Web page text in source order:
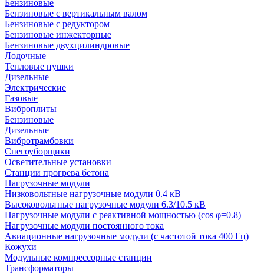
Бензиновые
Бензиновые с вертикальным валом
Бензиновые с редуктором
Бензиновые инжекторные
Бензиновые двухцилиндровые
Лодочные
Тепловые пушки
Дизельные
Электрические
Газовые
Виброплиты
Бензиновые
Дизельные
Вибротрамбовки
Снегоуборщики
Осветительные установки
Станции прогрева бетона
Нагрузочные модули
Низковольтные нагрузочные модули 0.4 кВ
Высоковольтные нагрузочные модули 6.3/10.5 кВ
Нагрузочные модули с реактивной мощностью (cos φ=0.8)
Нагрузочные модули постоянного тока
Авиационные нагрузочные модули (с частотой тока 400 Гц)
Кожухи
Модульные компрессорные станции
Трансформаторы